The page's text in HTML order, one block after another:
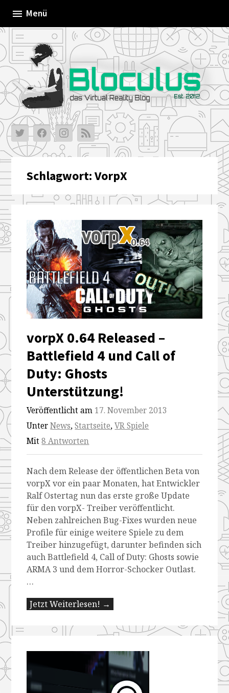
content
Menü
Schlagwort:VorpX
vorpX 0.64 Released –
Battlefield 4 und Call of
Duty: Ghosts
Unterstützung!
Veröffentlicht am 17. November 2013
UnterNews,Startseite,VR Spiele
Mit8 Antworten
Nach dem Release der öffentlichen Beta von
vorpX vor ein paar Monaten, hat Entwickler
Ralf Ostertag nun das erste große Update
für den vorpX- Treiber veröffentlicht.
Neben zahlreichen Bug-Fixes wurden neue
Profile für einige weitere Spiele zu dem
Treiber hinzugefügt, darunter befinden sich
auch Battlefield 4, Call of Duty: Ghosts sowie
ARMA 3 und dem Horror-Schocker Outlast.
…
Jetzt Weiterlesen! →